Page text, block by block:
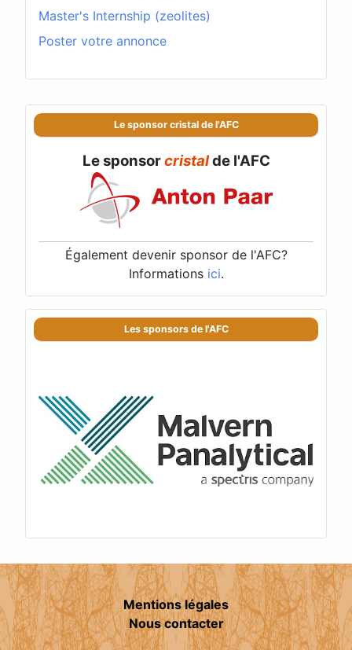
Le sponsor cristal de l'AFC
Le sponsorcristalde l'AFC
Également devenir sponsor de l'AFC?
Informations ici.
Les sponsors de l'AFC
Master's Internship (zeolites)
Poster votre annonce
Mentions légales
Nous contacter